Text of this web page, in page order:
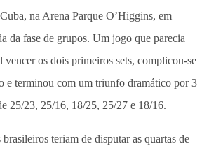
na Arena Parque O’Higgins, em
da fase de grupos. Um jogo que parecia
os dois primeiros sets, complicou-se
e terminou com um triunfo dramático por 3
25/23, 25/16, 18/25, 25/27 e 18/16.
teriam de disputar as quartas de